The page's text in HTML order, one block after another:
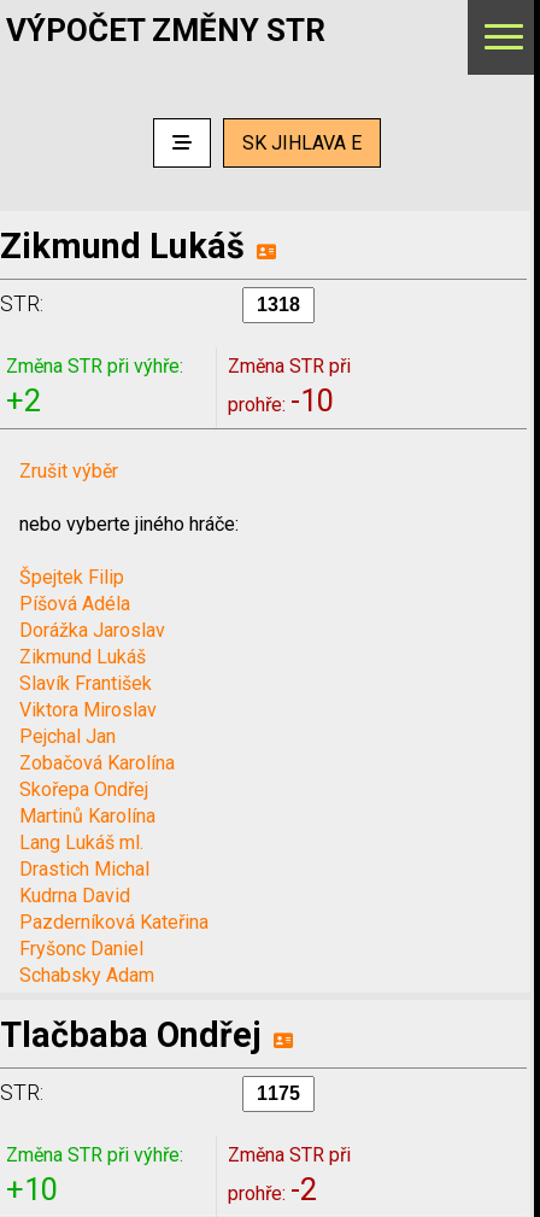
VÝPOČET ZMĚNY STR
SK JIHLAVA E
Zikmund Lukáš
STR:
Změna STR při výhře:
+2
Změna STR při
prohře: -10
Zrušit výběr
nebo vyberte jiného hráče:
Špejtek Filip
Píšová Adéla
Dorážka Jaroslav
Zikmund Lukáš
Slavík František
Viktora Miroslav
Pejchal Jan
Zobačová Karolína
Skořepa Ondřej
Martinů Karolína
Lang Lukáš ml.
Drastich Michal
Kudrna David
Pazderníková Kateřina
Fryšonc Daniel
Schabsky Adam
Tlačbaba Ondřej
STR:
Změna STR při výhře:
+10
Změna STR při
prohře: -2